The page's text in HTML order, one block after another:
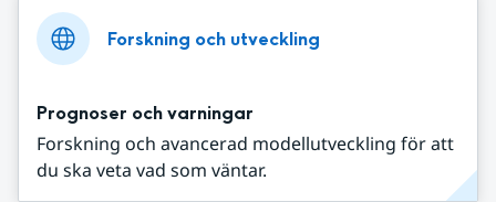
Forskning och utveckling
Prognoser och varningar
Forskning och avancerad modellutveckling för att
du ska veta vad som väntar.